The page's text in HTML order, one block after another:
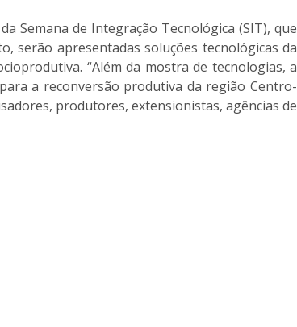
Semana de Integração Tecnológica (SIT), que
serão apresentadas soluções tecnológicas da
“Além da mostra de tecnologias, a
a reconversão produtiva da região Centro-
produtores, extensionistas, agências de